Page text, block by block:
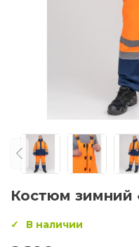
Костюм
В наличии